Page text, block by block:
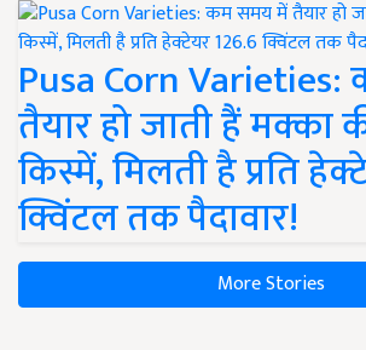
Pusa Corn
तैयार हो जाती हैं मक्का
किस्में, मिलती है प्रति
क्विंटल तक पैदावार!
More Stories